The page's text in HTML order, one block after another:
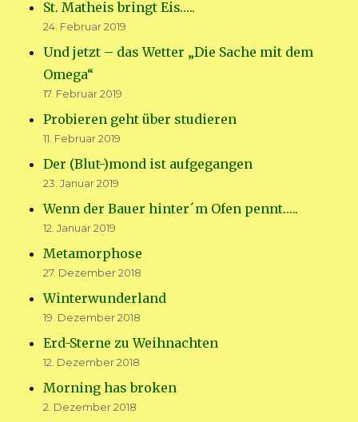
St. Matheis bringt Eis…..
24. Februar 2019
Und jetzt – das Wetter „Die Sache mit dem
Omega“
17. Februar 2019
Probieren geht über studieren
11. Februar 2019
Der (Blut-)mond ist aufgegangen
23. Januar 2019
Wenn der Bauer hinter´m Ofen pennt…..
12. Januar 2019
Metamorphose
27. Dezember 2018
Winterwunderland
19. Dezember 2018
Erd-Sterne zu Weihnachten
12. Dezember 2018
Morning has broken
2. Dezember 2018